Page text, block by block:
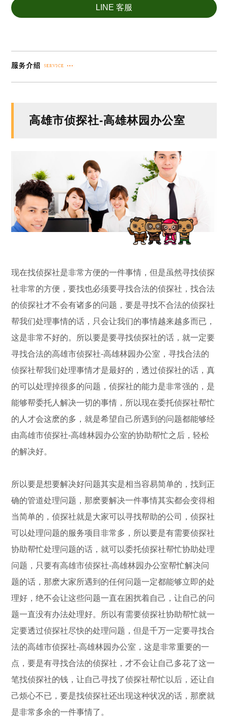
LINE 客服
高雄市侦探社-高雄林园办公室
现在找侦探社是非常方便的一件事情，但是虽然寻找侦探
社非常的方便，要找也必须要寻找合法的侦探社，找合法
的侦探社才不会有诸多的问题，要是寻找不合法的侦探社
帮我们处理事情的话，只会让我们的事情越来越多而已，
这是非常不好的。所以要是要寻找侦探社的话，就一定要
寻找合法的高雄市侦探社-高雄林园办公室，寻找合法的
侦探社帮我们处理事情才是最好的，透过侦探社的话，真
的可以处理掉很多的问题，侦探社的能力是非常强的，是
能够帮委托人解决一切的事情，所以现在委托侦探社帮忙
的人才会这麽的多，就是希望自己所遇到的问题都能够经
由高雄市侦探社-高雄林园办公室的协助帮忙之后，轻松
的解决好。
所以要是想要解决好问题其实是相当容易简单的，找到正
确的管道处理问题，那麽要解决一件事情其实都会变得相
当简单的，侦探社就是大家可以寻找帮助的公司，侦探社
可以处理问题的服务项目非常多，所以要是有需要侦探社
协助帮忙处理问题的话，就可以委托侦探社帮忙协助处理
问题，只要有高雄市侦探社-高雄林园办公室帮忙解决问
题的话，那麽大家所遇到的任何问题一定都能够立即的处
理好，绝不会让这些问题一直在困扰着自己，让自己的问
题一直没有办法处理好。所以有需要侦探社协助帮忙就一
定要透过侦探社尽快的处理问题，但是千万一定要寻找合
法的高雄市侦探社-高雄林园办公室，这是非常重要的一
点，要是有寻找合法的侦探社，才不会让自己多花了这一
笔找侦探社的钱，让自己寻找了侦探社帮忙以后，还让自
己烦心不已，要是找侦探社还出现这种状况的话，那麽就
是非常多余的一件事情了。